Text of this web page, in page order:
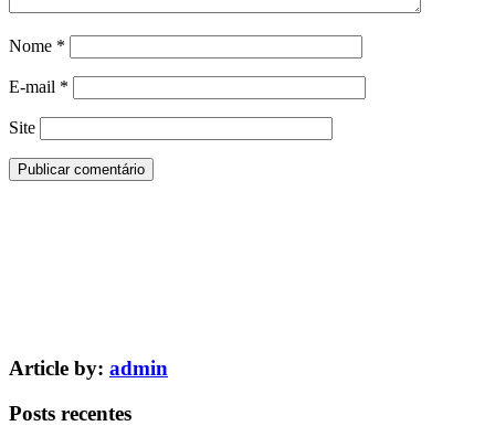
Nome *
E-mail *
Site
Article by: admin
Posts recentes